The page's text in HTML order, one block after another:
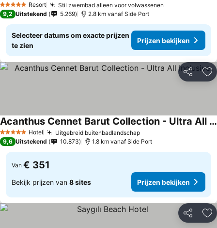
5 Sterren Resort Stil zwembad alleen voor volwassenen
9,2 Uitstekend 5.269 2.8 km vanaf Side Port
Selecteer datums om exacte prijzen
te zien
Prijzen bekijken
Delen
5 Sterren Hotel Uitgebreid buitenbadlandschap
Acanthus Cennet Barut Collection - Ultra All Inclusive
9,6 Uitstekend 10.873 1.8 km vanaf Side Port
Van € 351
Bekijk prijzen van 8 sites Prijzen bekijken
Delen